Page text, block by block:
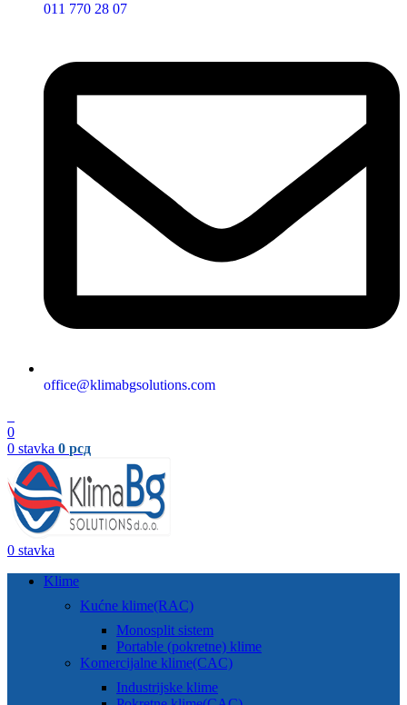
011 770 28 07
office@klimabgsolutions.com
0
0 stavka 0 рсд
0 stavka
Klime
Kućne klime(RAC)
Monosplit sistem
Portable (pokretne) klime
Komercijalne klime(CAC)
Industrijske klime